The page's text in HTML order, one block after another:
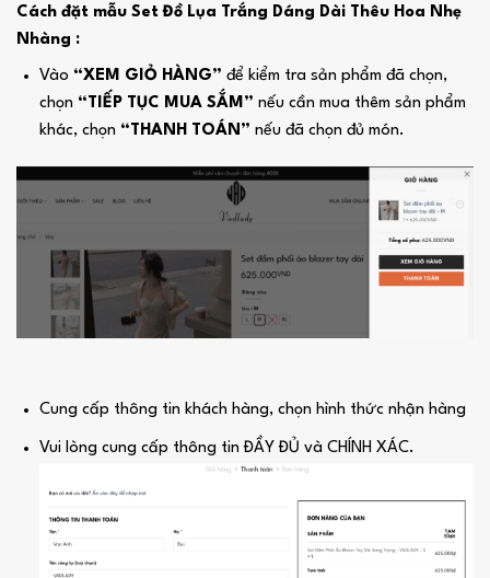
Cách đặt mẫu Set Đồ Lụa Trắng Dáng Dài Thêu Hoa Nhẹ
Nhàng :
Vào “XEM GIỎ HÀNG” để kiểm tra sản phẩm đã chọn,
chọn “TIẾP TỤC MUA SẮM” nếu cần mua thêm sản phẩm
khác, chọn “THANH TOÁN” nếu đã chọn đủ món.
Cung cấp thông tin khách hàng, chọn hình thức nhận hàng
Vui lòng cung cấp thông tin ĐẦY ĐỦ và CHÍNH XÁC.